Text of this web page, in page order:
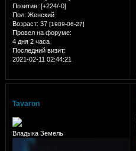
Позитив: [+224/-0]
Пол: Женский
Возраст: 37 [1989-06-27]
Провел на форуме:
4 дня 2 часа
Последний визит:
2021-02-11 02:44:21
Tavaron
Владыка Земель